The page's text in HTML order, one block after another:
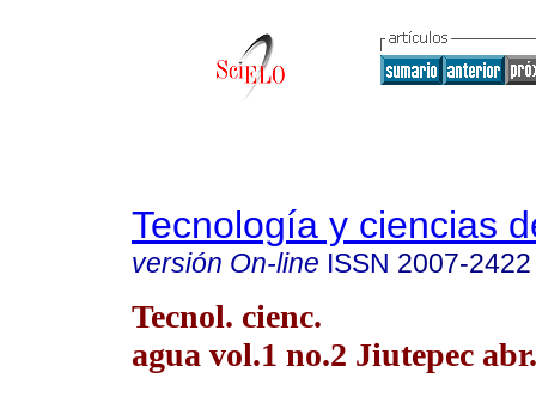
Tecnología y ciencias
versión On-line ISSN 2007-2422
Tecnol. cienc.
agua vol.1 no.2 Jiutepec